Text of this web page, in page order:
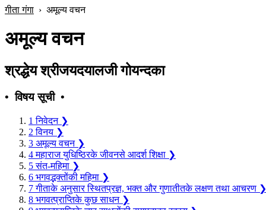
गीता गंगा › अमूल्य वचन
अमूल्य वचन
श्रद्धेय श्रीजयदयालजी गोयन्दका
• विषय सूची •
1 निवेदन ❯
2 विनय ❯
3 अमूल्य वचन ❯
4 महाराज युधिष्ठिरके जीवनसे आदर्श शिक्षा ❯
5 संत-महिमा ❯
6 भगवद्भक्तोंकी महिमा ❯
7 गीताके अनुसार स्थितप्रज्ञ, भक्त और गुणातीतके लक्षण तथा आचरण ❯
8 भगवत्प्राप्तिके कुछ साधन ❯